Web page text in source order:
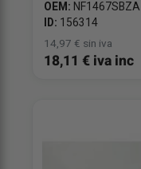
OEM: NF1467SBZA
ID: 156314
14,97 € sin iva
18,11 € iva inc